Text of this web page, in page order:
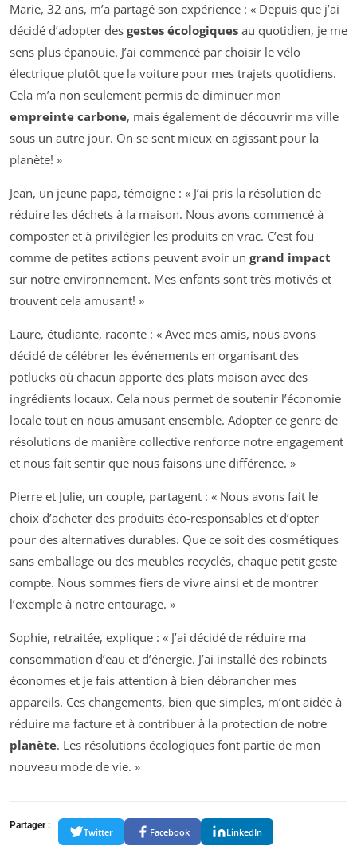
Marie, 32 ans, m’a partagé son expérience : « Depuis que j’ai
décidé d’adopter des gestes écologiques au quotidien, je me
sens plus épanouie. J’ai commencé par choisir le vélo
électrique plutôt que la voiture pour mes trajets quotidiens.
Cela m’a non seulement permis de diminuer mon
empreinte carbone, mais également de découvrir ma ville
sous un autre jour. On se sent mieux en agissant pour la
planète! »
Jean, un jeune papa, témoigne : « J’ai pris la résolution de
réduire les déchets à la maison. Nous avons commencé à
composter et à privilégier les produits en vrac. C’est fou
comme de petites actions peuvent avoir un grand impact
sur notre environnement. Mes enfants sont très motivés et
trouvent cela amusant! »
Laure, étudiante, raconte : « Avec mes amis, nous avons
décidé de célébrer les événements en organisant des
potlucks où chacun apporte des plats maison avec des
ingrédients locaux. Cela nous permet de soutenir l’économie
locale tout en nous amusant ensemble. Adopter ce genre de
résolutions de manière collective renforce notre engagement
et nous fait sentir que nous faisons une différence. »
Pierre et Julie, un couple, partagent : « Nous avons fait le
choix d’acheter des produits éco-responsables et d’opter
pour des alternatives durables. Que ce soit des cosmétiques
sans emballage ou des meubles recyclés, chaque petit geste
compte. Nous sommes fiers de vivre ainsi et de montrer
l’exemple à notre entourage. »
Sophie, retraitée, explique : « J’ai décidé de réduire ma
consommation d’eau et d’énergie. J’ai installé des robinets
économes et je fais attention à bien débrancher mes
appareils. Ces changements, bien que simples, m’ont aidée à
réduire ma facture et à contribuer à la protection de notre
planète. Les résolutions écologiques font partie de mon
nouveau mode de vie. »
Partager :
Twitter Facebook LinkedIn